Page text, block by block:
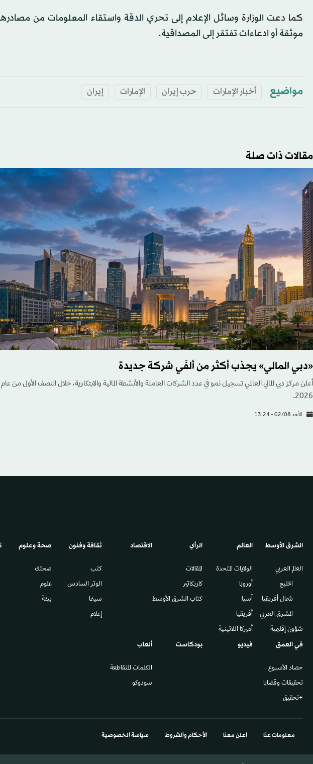
كما دعت الوزارة وسائل الإعلام إلى تحري الدقة واستقاء المعلومات من
موثقة أو ادعاءات تفتقر إلى المصداقية.
مواضيع أخبار الإمارات حرب إيران الإمارات إيران
مقالات ذات صلة
«دبي المالي» يجذب أكثر من ألفَي شركة جديدة
أعلن مركز دبي المالي العالمي تسجيل نمو في عدد الشركات العاملة والأنشطة المالية والابتكارية، خلال النصف الأول من عام
2026.
الأحد 02/08 - 13:24
الشرق الأوسط​
العالم العربي
الخليج
شمال أفريقيا
المشرق العربي
شؤون إقليمية
العالم
الولايات المتحدة
أوروبا
آسيا
أفريقيا
أميركا اللاتينية
الرأي
المقالات
كاريكاتير
كتاب الشرق الأوسط
الاقتصاد ثقافة وفنون
كتب
الوتر السادس​
سينما
إعلام
صحة وعلوم
صحتك
علوم
بيئة
في العمق
حصاد الأسبوع
تحقيقات وقضايا
+تحقيق
فيديو بودكاست ألعاب
الكلمات المتقاطعة
سودوكو
معلومات عنا اعلن معنا الأحكام والشروط سياسة الخصوصية